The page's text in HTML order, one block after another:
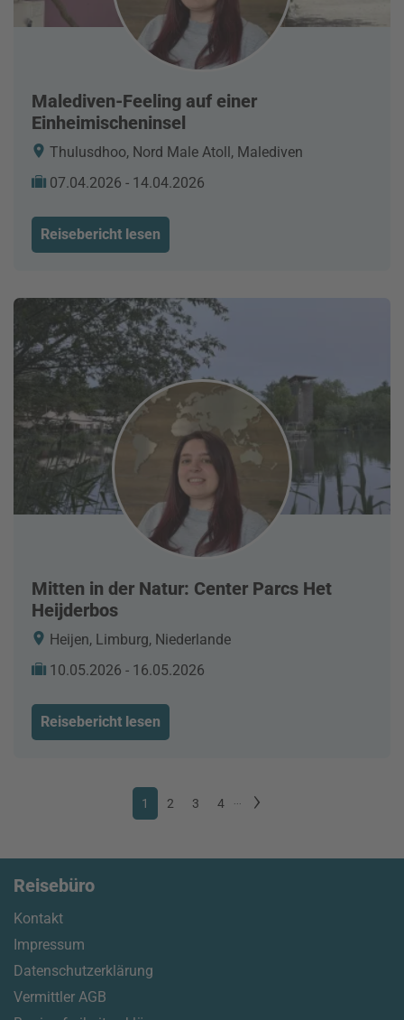
Malediven-Feeling auf einer
Einheimischeninsel
Thulusdhoo, Nord Male Atoll, Malediven
07.04.2026 - 14.04.2026
Reisebericht lesen
Mitten in der Natur: Center Parcs Het
Heijderbos
Heijen, Limburg, Niederlande
10.05.2026 - 16.05.2026
Reisebericht lesen
1 2 3 4
Reisebüro
Kontakt
Impressum
Datenschutzerklärung
Vermittler AGB